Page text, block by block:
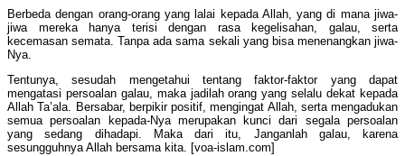
Berbeda dengan orang-orang yang lalai kepada Allah, yang di mana jiwa-
jiwa mereka hanya terisi dengan rasa kegelisahan, galau, serta
kecemasan semata. Tanpa ada sama sekali yang bisa menenangkan jiwa-
Nya.
Tentunya, sesudah mengetahui tentang faktor-faktor yang dapat
mengatasi persoalan galau, maka jadilah orang yang selalu dekat kepada
Allah Ta’ala. Bersabar, berpikir positif, mengingat Allah, serta mengadukan
semua persoalan kepada-Nya merupakan kunci dari segala persoalan
yang sedang dihadapi. Maka dari itu, Janganlah galau, karena
sesungguhnya Allah bersama kita. [voa-islam.com]